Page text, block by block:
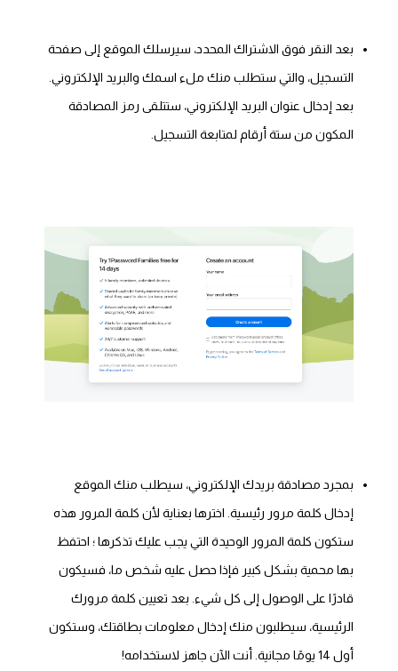
بعد النقر فوق الاشتراك المحدد، سيرسلك الموقع إلى صفحة
التسجيل، والتي ستطلب منك ملء اسمك والبريد الإلكتروني.
بعد إدخال عنوان البريد الإلكتروني، ستتلقى رمز المصادقة
المكون من ستة أرقام لمتابعة التسجيل.
بمجرد مصادقة بريدك الإلكتروني، سيطلب منك الموقع
إدخال كلمة مرور رئيسية. اخترها بعناية لأن كلمة المرور هذه
ستكون كلمة المرور الوحيدة التي يجب عليك تذكرها ؛ احتفظ
بها محمية بشكل كبير فإذا حصل عليه شخص ما، فسيكون
قادرًا على الوصول إلى كل شيء. بعد تعيين كلمة مرورك
الرئيسية، سيطلبون منك إدخال معلومات بطاقتك، وستكون
أول 14 يومًا مجانية. أنت الآن جاهز لاستخدامه!